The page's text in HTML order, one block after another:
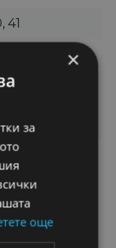
41
Боти без
×
за
още